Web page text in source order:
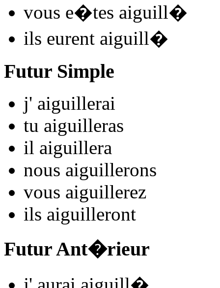
vous e�tes aiguill�
ils eurent aiguill�
Futur Simple
j' aiguillerai
tu aiguilleras
il aiguillera
nous aiguillerons
vous aiguillerez
ils aiguilleront
Futur Ant�rieur